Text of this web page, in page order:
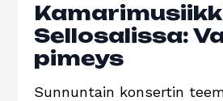
Sellosalissa:
pimeys
Sunnuntain konsertin